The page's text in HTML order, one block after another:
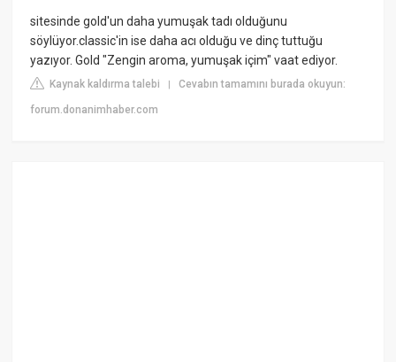
sitesinde gold'un daha yumuşak tadı olduğunu
söylüyor.classic'in ise daha acı olduğu ve dinç tuttuğu
yazıyor. Gold "Zengin aroma, yumuşak içim" vaat ediyor.
Kaynak kaldırma talebi |Cevabın tamamını burada okuyun:
forum.donanimhaber.com